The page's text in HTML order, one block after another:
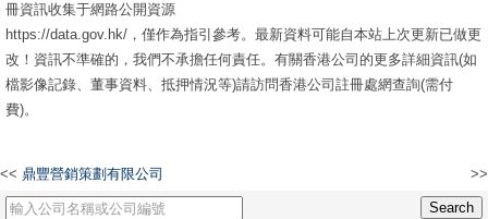
冊資訊收集于網路公開資源
https://data.gov.hk/，僅作為指引參考。最新資料可能自本站上次更新已做更
改！資訊不準確的，我們不承擔任何責任。有關香港公司的更多詳細資訊(如
檔影像記錄、董事資料、抵押情況等)請訪問香港公司註冊處網查詢(需付
費)。
<< 鼎豐營銷策劃有限公司 >>